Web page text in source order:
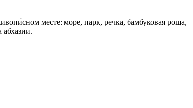
месте: море, парк, речка, бамбуковая роща,